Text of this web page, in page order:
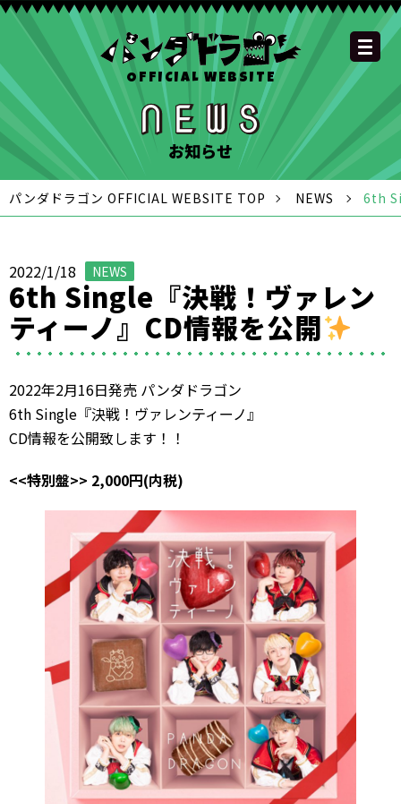
OFFICIAL WEBSITEOFFICIAL SITE TOP
NEWS MEMBER
SCHEDULE DISCOGRAPHY
GOODS
FAQ CONTACT
YOUTUBE
CHANNEL
INSTAGRAM
OFFICIAL
TWITTER
OFFICIAL LINE
ACCOUNT
OFFICIAL
TIKTOK
お知らせ
パンダドラゴン OFFICIAL WEBSITE TOP NEWS 6th
2022/1/18 NEWS
6th Single『決戦！ヴァレン
ティーノ』CD情報を公開
2022年2月16日発売 パンダドラゴン
6th Single『決戦！ヴァレンティーノ』
CD情報を公開致します！！
<<特別盤>> 2,000円(内税)